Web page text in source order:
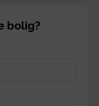
bolig?